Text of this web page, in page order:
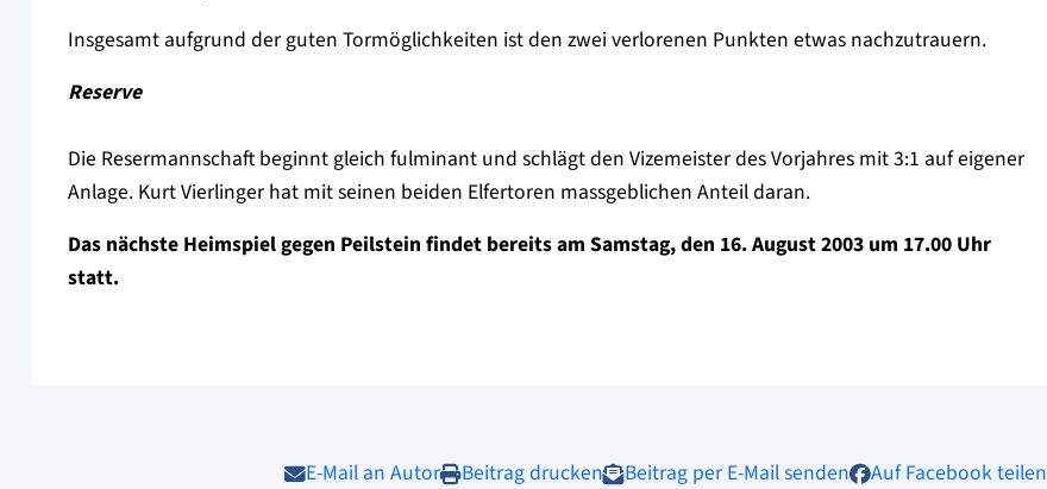
Insgesamt aufgrund der guten Tormöglichkeiten ist den zwei verlorenen Punkten etwas nachzutrauern.
Reserve
Die Resermannschaft beginnt gleich fulminant und schlägt den Vizemeister des Vorjahres mit 3:1 auf eigener
Anlage. Kurt Vierlinger hat mit seinen beiden Elfertoren massgeblichen Anteil daran.
Das nächste Heimspiel gegen Peilstein findet bereits am Samstag, den 16. August 2003 um 17.00 Uhr
statt.
E-Mail an Autor Beitrag drucken Beitrag per E-Mail senden Auf Facebook teilen